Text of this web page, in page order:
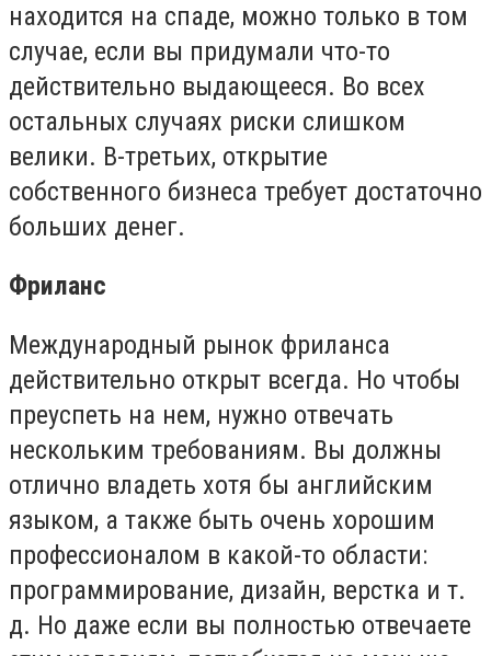
находится на спаде, можно только в том
случае, если вы придумали что-то
действительно выдающееся. Во всех
остальных случаях риски слишком
велики. В-третьих, открытие
собственного бизнеса требует достаточно
больших денег.
Фриланс
Международный рынок фриланса
действительно открыт всегда. Но чтобы
преуспеть на нем, нужно отвечать
нескольким требованиям. Вы должны
отлично владеть хотя бы английским
языком, а также быть очень хорошим
профессионалом в какой-то области:
программирование, дизайн, верстка и т.
д. Но даже если вы полностью отвечаете